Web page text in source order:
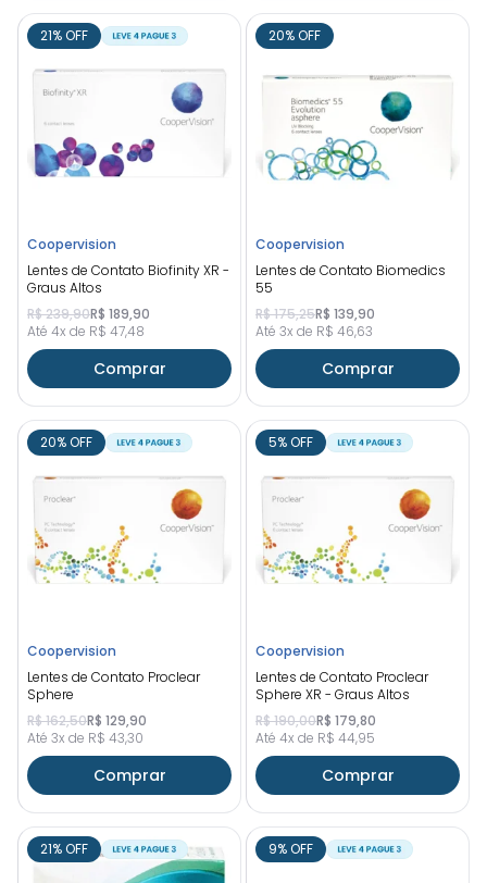
21% OFF
Coopervision
Lentes de Contato Biofinity XR -
Graus Altos
R$ 239,90R$ 189,90
Até 4x de R$ 47,48
Comprar
20% OFF
Coopervision
Lentes de Contato Biomedics
55
R$ 175,25R$ 139,90
Até 3x de R$ 46,63
Comprar
20% OFF
Coopervision
Lentes de Contato Proclear
Sphere
R$ 162,50R$ 129,90
Até 3x de R$ 43,30
Comprar
5% OFF
Coopervision
Lentes de Contato Proclear
Sphere XR - Graus Altos
R$ 190,00R$ 179,80
Até 4x de R$ 44,95
Comprar
21% OFF 9% OFF